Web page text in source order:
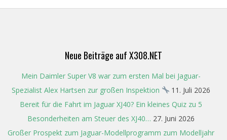
Neue Beiträge auf X308.NET
Mein Daimler Super V8 war zum ersten Mal bei Jaguar-
Spezialist Alex Hartsen zur großen Inspektion
11. Juli 2026
Bereit für die Fahrt im Jaguar XJ40? Ein kleines Quiz zu 5
Besonderheiten am Steuer des XJ40… 27. Juni 2026
Großer Prospekt zum Jaguar-Modellprogramm zum Modelljahr